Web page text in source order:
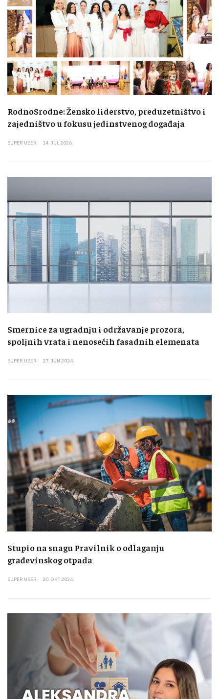
RodnoSrodne: Žensko liderstvo, preduzetništvo i
zajedništvo u fokusu jedinstvenog događaja
SUPER USER 14. JUL 2026.
Smernice za ugradnju i održavanje prozora,
spoljnih vrata i nenosećih fasadnih elemenata
SUPER USER 27. JUN 2024.
Stupio na snagu Pravilnik o odlaganju
građevinskog otpada
SUPER USER 20. OKT 2024.